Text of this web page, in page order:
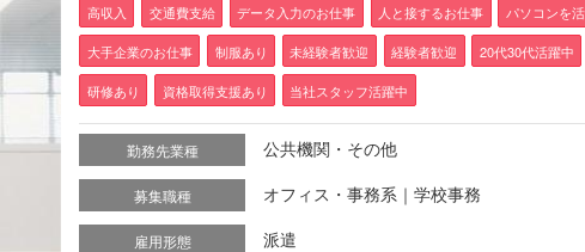
高収入 交通費支給 データ入力のお仕事 人と接するお仕事 パソコンを
大手企業のお仕事 制服あり 未経験者歓迎 経験者歓迎 20代30代活躍中
研修あり 資格取得支援あり 当社スタッフ活躍中
勤務先業種 公共機関・その他
募集職種 オフィス・事務系｜学校事務
雇用形態 派遣